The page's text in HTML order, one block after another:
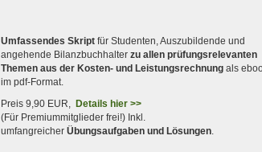
Umfassendes Skriptfür Studenten, Auszubildende und
angehende Bilanzbuchhalter zu allen prüfungsrelevanten
Themen aus der Kosten- und Leistungsrechnungals
im pdf-Format.
Preis 9,90 EUR, Details hier >>
(Für Premiummitglieder frei!) Inkl.
umfangreicher Übungsaufgaben und Lösungen.